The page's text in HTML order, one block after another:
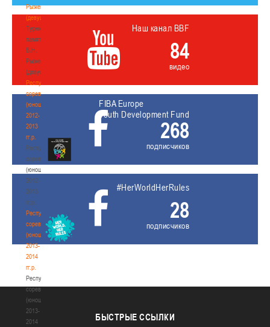
Рыженкова
(девушки)
Турнир
памяти
В.Н.
Рыженкова
(девушки)
Республиканские
соревнования
(юноши)
2012-
2013
гг.р.
Республиканские
соревнования
(юноши)
2012-
2013
гг.р.
Республиканские
соревнования
(юноши)
2013-
2014
гг.р.
Республиканские
соревнования
(юноши)
2013-
2014
Наш канал BBF
84
видео
FIBA Europe
Youth Development Fund
268
подписчиков
#HerWorldHerRules
28
подписчиков
БЫСТРЫЕ ССЫЛКИ